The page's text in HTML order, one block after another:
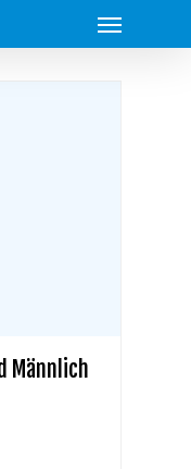
Menu
Männlich